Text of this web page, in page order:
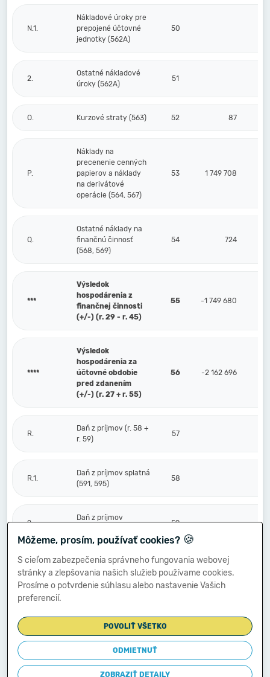
N.1.
Nákladové úroky pre
prepojené účtovné
jednotky (562A)
50
2.
Ostatné nákladové
úroky (562A)
51
O. Kurzové straty (563) 52 87
P.
Náklady na
precenenie cenných
papierov a náklady
na derivátové
operácie (564, 567)
53 1 749 708
Q.
Ostatné náklady na
finančnú činnosť
(568, 569)
54 724
***
Výsledok
hospodárenia z
finančnej činnosti
(+/-) (r. 29 - r. 45)
55 -1 749 680
****
Výsledok
hospodárenia za
účtovné obdobie
pred zdanením
(+/-) (r. 27 + r. 55)
56 -2 162 696
R.
Daň z príjmov (r. 58 +
r. 59)
57
R.1.
Daň z príjmov splatná
(591, 595)
58
2.
Daň z príjmov
59
S.
Prevod podielov na
výsledku
hospodárenia
60
****
Výsledok
hospodárenia za
účtovné obdobie po
zdanení (+/-) (r. 56
61 -2 162 696
Môžeme, prosím, používať cookies? 🍪
S cieľom zabezpečenia správneho fungovania webovej
stránky a zlepšovania našich služieb používame cookies.
Prosíme o potvrdenie súhlasu alebo nastavenie Vašich
preferencií.
POVOLIŤ VŠETKO
ODMIETNUŤ
ZOBRAZIŤ DETAILY